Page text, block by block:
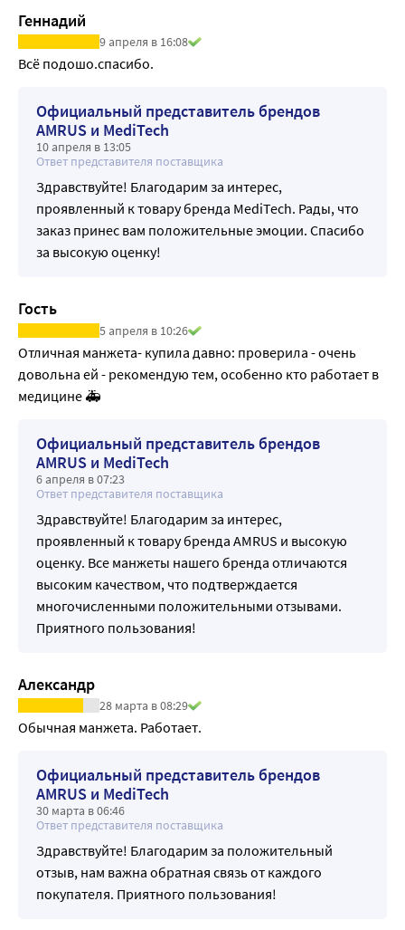
Геннадий
9 апреля в 16:08
Официальный представитель брендов
AMRUS и MediTech
10 апреля в 13:05
Ответ представителя поставщика
Здравствуйте! Благодарим за интерес,
проявленный к товару бренда MediTech. Рады, что
заказ принес вам положительные эмоции. Спасибо
за высокую оценку!
Гость
5 апреля в 10:26
Отличная манжета- купила давно: проверила - очень
довольна ей - рекомендую тем, особенно кто работает в
медицине 🚑
Официальный представитель брендов
AMRUS и MediTech
6 апреля в 07:23
Ответ представителя поставщика
Здравствуйте! Благодарим за интерес,
проявленный к товару бренда AMRUS и высокую
оценку. Все манжеты нашего бренда отличаются
высоким качеством, что подтверждается
многочисленными положительными отзывами.
Приятного пользования!
Александр
28 марта в 08:29
Обычная манжета. Работает.
Официальный представитель брендов
AMRUS и MediTech
30 марта в 06:46
Ответ представителя поставщика
Здравствуйте! Благодарим за положительный
отзыв, нам важна обратная связь от каждого
покупателя. Приятного пользования!